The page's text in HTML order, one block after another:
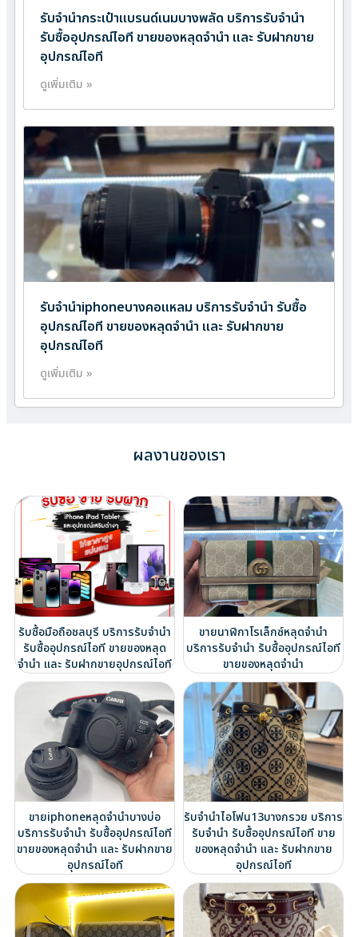
รับจำนำกระเป๋าแบรนด์เนมบางพลัด บริการรับจำนำ
รับซื้ออุปกรณ์ไอที ขายของหลุดจำนำ และ รับฝากขาย
อุปกรณ์ไอที
ดูเพิ่มเติม »
รับจำนำiphoneบางคอแหลม บริการรับจำนำ รับซื้อ
อุปกรณ์ไอที ขายของหลุดจำนำ และ รับฝากขาย
อุปกรณ์ไอที
ดูเพิ่มเติม »
ผลงานของเรา
รับซื้อมือถือชลบุรี บริการรับจำนำ
รับซื้ออุปกรณ์ไอที ขายของหลุด
จำนำ และ รับฝากขายอุปกรณ์ไอที
ขายนาฬิกาโรเล็กซ์หลุดจำนำ
บริการรับจำนำ รับซื้ออุปกรณ์ไอที
ขายของหลุดจำนำ
ขายiphoneหลุดจำนำบางบ่อ
บริการรับจำนำ รับซื้ออุปกรณ์ไอที
ขายของหลุดจำนำ และ รับฝากขาย
อุปกรณ์ไอที
รับจำนำไอโฟน13บางกรวย บริการ
รับจำนำ รับซื้ออุปกรณ์ไอที ขาย
ของหลุดจำนำ และ รับฝากขาย
อุปกรณ์ไอที